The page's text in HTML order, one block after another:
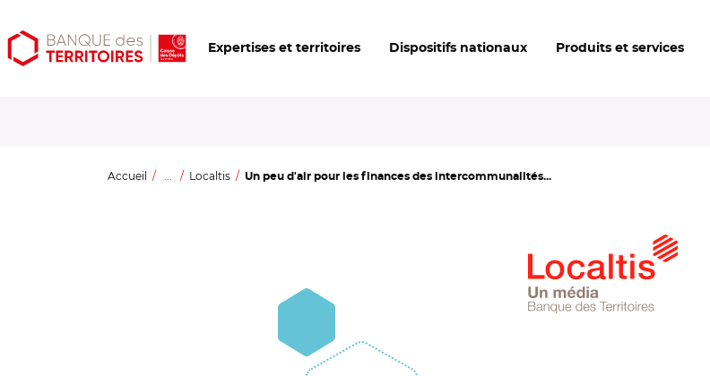
Aller
au
Aller
au
Ouvrir
les
Expertises et territoires Dispositifs nationaux Produits et services
Accueil ... Localtis Un peu d'air pour les finances des intercommunalités...